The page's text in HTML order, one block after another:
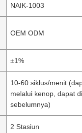
NAIK-1003
OEM ODM
±1%
10-60 siklus/menit
melalui kenop, dapat
sebelumnya)
2 Stasiun